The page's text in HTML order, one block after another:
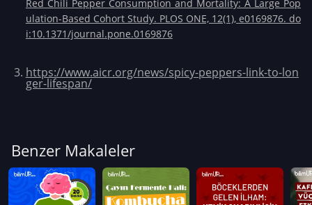
Red Chili Pepper Consumption and Mortality: A Large Pop
ulation-Based Cohort Study. PLOS ONE, 12(1), e0169876. do
i:10.1371/journal.pone.0169876
https://www.aicr.org/news/spicy-peppers-link-to-lon
ger-lifespan/
Benzer Makaleler